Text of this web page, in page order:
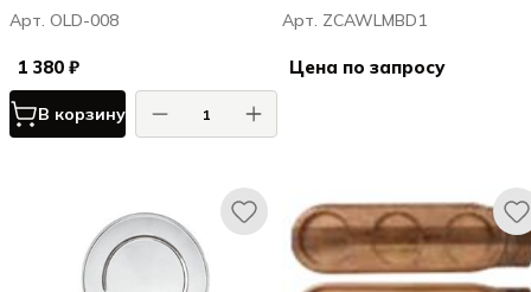
Арт. OLD-008
1 380 ₽
В корзину
Арт. ZCAWLMBD1
Цена по запросу